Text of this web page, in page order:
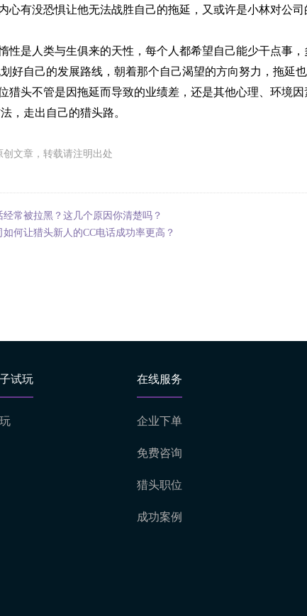
心有没恐惧让他无法战胜自己的拖延，又或许是小林对公
性是人类与生俱来的天性，每个人都希望自己能少干点事
好自己的发展路线，朝着那个自己渴望的方向努力，拖延也
猎头不管是因拖延而导致的业绩差，还是其他心理、环境
，走出自己的猎头路。
创文章，转载请注明出处
经常被拉黑？这几个原因你清楚吗？
如何让猎头新人的CC电话成功率更高？
试玩 在线服务
企业下单
免费咨询
猎头职位
成功案例